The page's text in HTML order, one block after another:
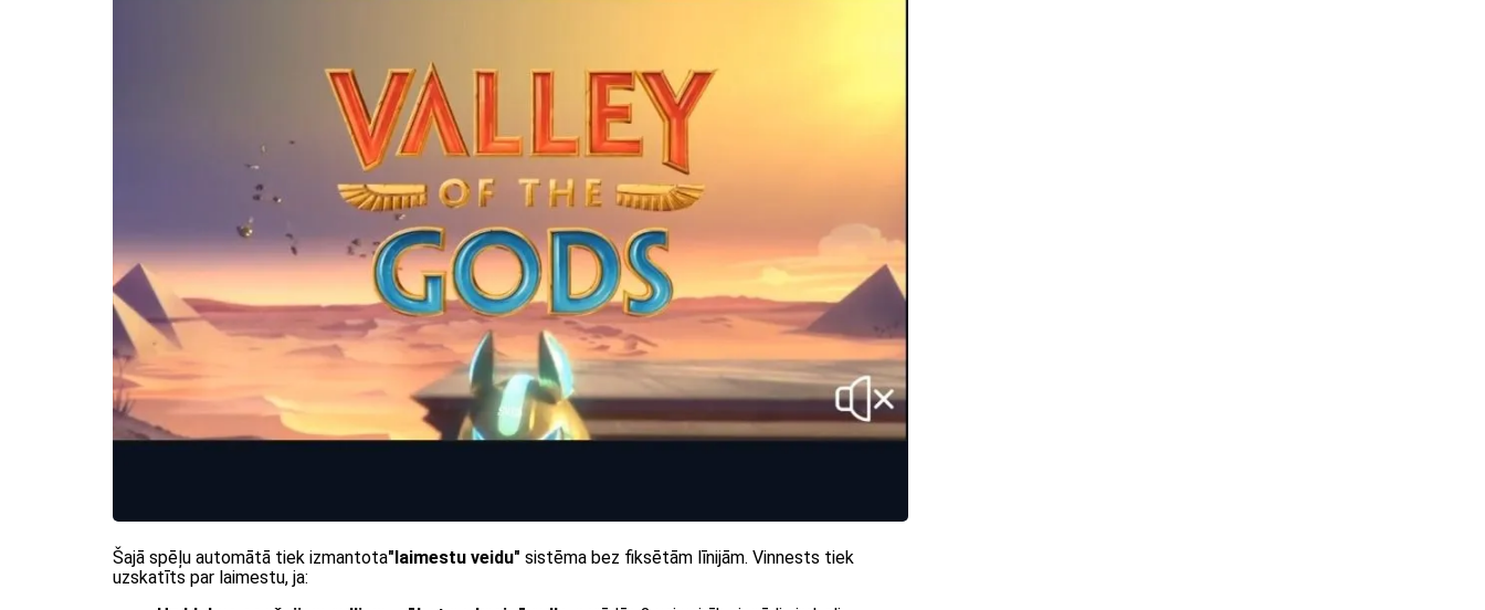
Šajā spēļu automātā tiek izmantota"laimestu veidu" sistēma bez fiksētām līnijām. Vinnests tiek
uzskatīts par laimestu, ja: